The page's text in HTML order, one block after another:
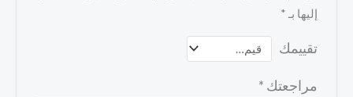
إليها بـ *
تقييمك
مراجعتك *